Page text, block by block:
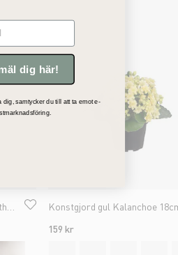
Konstgjord gul Kalanchoe
159 kr
dig här!
dig, samtycker du till att ta emot e-